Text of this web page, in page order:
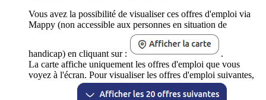
Vous avez la possibilité de visualiser ces offres d'emploi via
Mappy (non accessible aux personnes en situation de
handicap) en cliquant sur :
.
La carte affiche uniquement les offres d'emploi que vous
voyez à l'écran. Pour visualiser les offres d'emploi suivantes,